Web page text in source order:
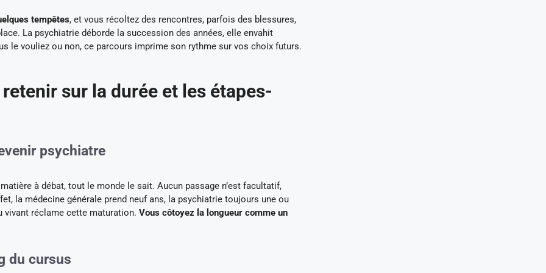
tempêtes, et vous récoltez des rencontres, parfois des blessures,
La psychiatrie déborde la succession des années, elle envahit
le vouliez ou non, ce parcours imprime son rythme sur vos choix futurs.
sur la durée et les étapes-
psychiatre
à débat, tout le monde le sait. Aucun passage n’est facultatif,
la médecine générale prend neuf ans, la psychiatrie toujours une ou
vivant réclame cette maturation. Vous côtoyez la longueur comme un
du cursus